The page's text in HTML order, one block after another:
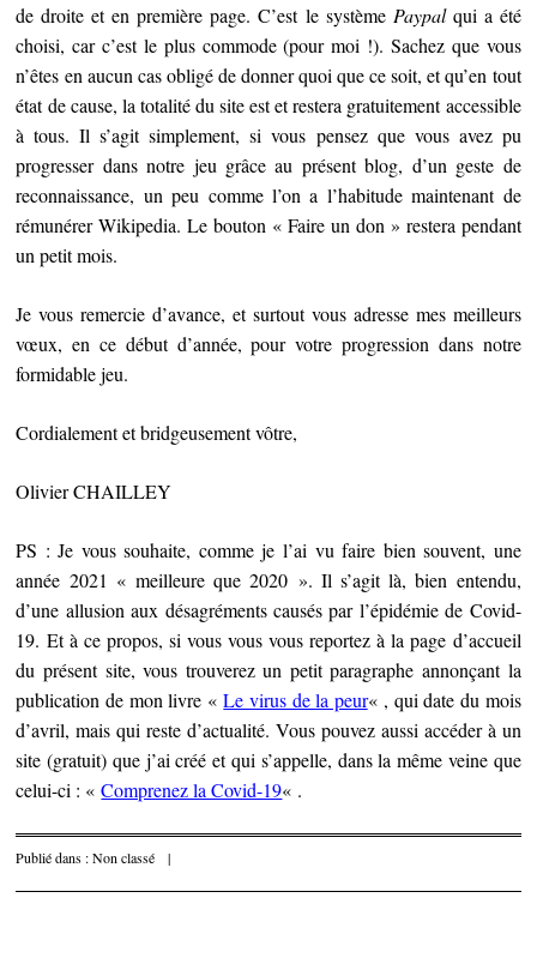
de droite et en première page. C’est le système Paypalqui a été
choisi, car c’est le plus commode (pour moi !). Sachez que vous
n’êtes en aucun cas obligé de donner quoi que ce soit, et qu’en tout
état de cause, la totalité du site est et restera gratuitement accessible
à tous. Il s’agit simplement, si vous pensez que vous avez pu
progresser dans notre jeu grâce au présent blog, d’un geste de
reconnaissance, un peu comme l’on a l’habitude maintenant de
rémunérer Wikipedia. Le bouton « Faire un don » restera pendant
un petit mois.
Je vous remercie d’avance, et surtout vous adresse mes meilleurs
vœux, en ce début d’année, pour votre progression dans notre
formidable jeu.
Cordialement et bridgeusement vôtre,
Olivier CHAILLEY
PS : Je vous souhaite, comme je l’ai vu faire bien souvent, une
année 2021 « meilleure que 2020 ». Il s’agit là, bien entendu,
d’une allusion aux désagréments causés par l’épidémie de Covid-
19. Et à ce propos, si vous vous vous reportez à la page d’accueil
du présent site, vous trouverez un petit paragraphe annonçant la
publication de mon livre «Le virus de la peur« , qui date du mois
d’avril, mais qui reste d’actualité. Vous pouvez aussi accéder à un
site (gratuit) que j’ai créé et qui s’appelle, dans la même veine que
celui-ci : «Comprenez la Covid-19« .
Publié dans :Non classé |